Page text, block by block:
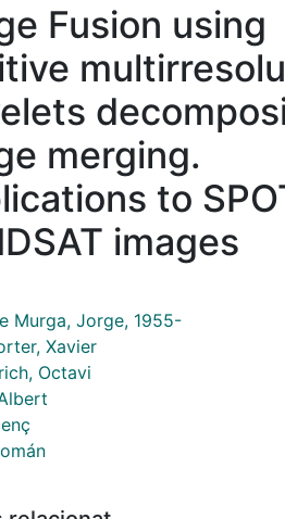
Fusion using
merging.
to
images
Murga, Jorge, 1955-
Xavier
Octavi